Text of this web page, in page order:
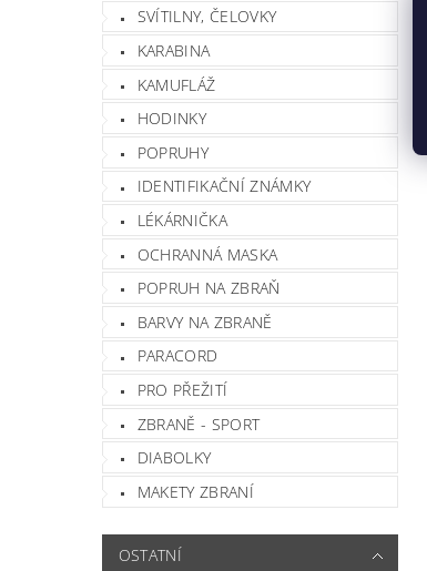
SVÍTILNY, ČELOVKY
KARABINA
KAMUFLÁŽ
HODINKY
POPRUHY
IDENTIFIKAČNÍ ZNÁMKY
LÉKÁRNIČKA
OCHRANNÁ MASKA
POPRUH NA ZBRAŇ
BARVY NA ZBRANĚ
PARACORD
PRO PŘEŽITÍ
ZBRANĚ - SPORT
DIABOLKY
MAKETY ZBRANÍ
OSTATNÍ